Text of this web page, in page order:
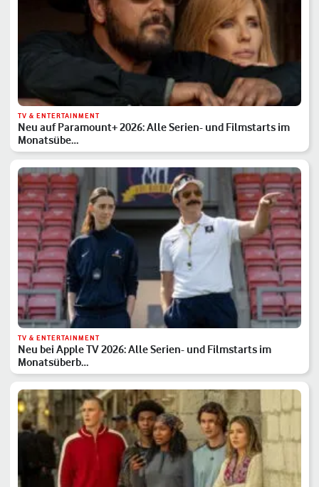
TV & ENTERTAINMENT
Neu auf Paramount+ 2026: Alle Serien- und Filmstarts im
Monatsübe…
TV & ENTERTAINMENT
Neu bei Apple TV 2026: Alle Serien- und Filmstarts im
Monatsüberb…